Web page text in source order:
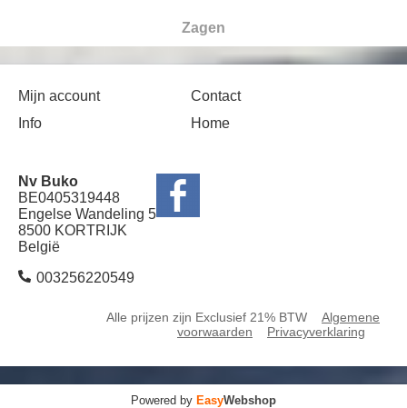
Zagen
Mijn account
Contact
Info
Home
Nv Buko
BE0405319448
Engelse Wandeling 5
8500 KORTRIJK
België
003256220549
Alle prijzen zijn Exclusief 21% BTW
Algemene
voorwaarden
Privacyverklaring
Powered by EasyWebshop